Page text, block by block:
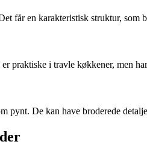
får en karakteristisk struktur,
praktiske i travle køkkener, men
De kan have broderede